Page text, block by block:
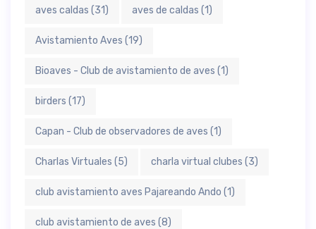
aves caldas (31) aves de caldas (1)
Avistamiento Aves (19)
Bioaves - Club de avistamiento de aves (1)
birders (17)
Capan - Club de observadores de aves (1)
Charlas Virtuales (5) charla virtual clubes (3)
club avistamiento aves Pajareando Ando (1)
club avistamiento de aves (8)